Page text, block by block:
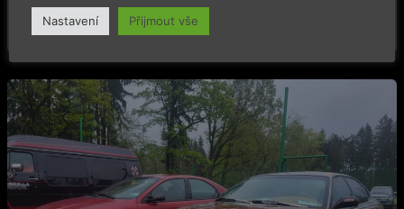
Číst článek »
Junk
jaro,
aneb
sotva
se
otočíš
Nastavení Přijmout vše